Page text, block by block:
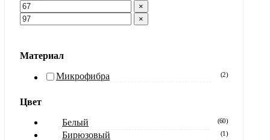
×
×
Материал
Микрофибра
(2)
Цвет
Белый
(60)
Бирюзовый (1)